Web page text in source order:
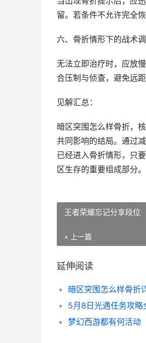
留。若条件不允许完全
六、骨折情形下的战术
无法立即治疗时，应放
合压制与侦查，避免远
见解汇总：
暗区突围怎么样骨折，
共同影响的结局。通过
已经进入骨折情形，只
区生存的重要组成部分。
王者荣耀忘记分享段位
« 上一篇
延伸阅读
暗区突围怎么样骨折
5月8日光遇任务攻略
梦幻西游都有何活动